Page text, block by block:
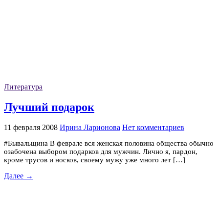
Литература
Лучший подарок
11 февраля 2008 Ирина Ларионова Нет комментариев
#Бывальщина В феврале вся женская половина общества обычно
озабочена выбором подарков для мужчин. Лично я, пардон,
кроме трусов и носков, своему мужу уже много лет […]
Далее →